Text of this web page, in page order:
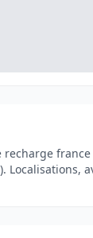
recharge france
Localisations,